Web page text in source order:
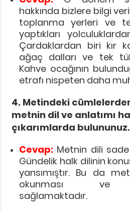
hakkında bizlere bilgi
toplanma yerleri ve
yaptıkları
Çardaklardan biri kır
ağaç dalları ve tek
Kahve ocağının
etrafı nispeten daha
4. Metindeki
metnin dil ve anlatımı
çıkarımlarda bulununuz.
Cevap: Metnin dili sade
Gündelik halk dilinin
yansımıştır. Bu da
okunması ve
sağlamaktadır.